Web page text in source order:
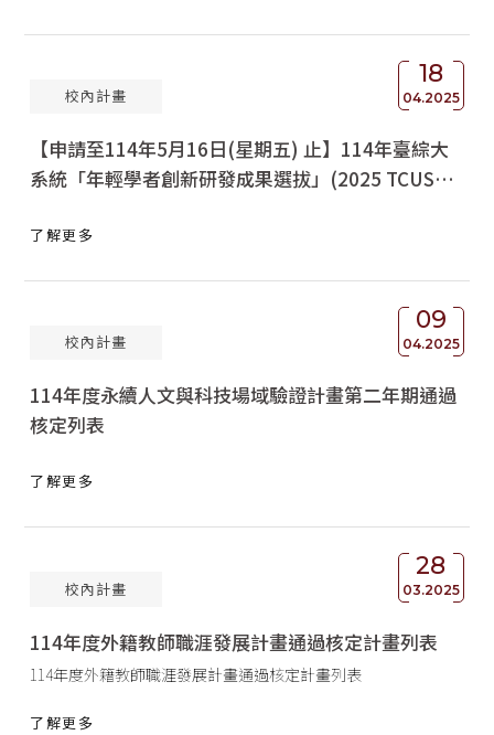
18
04.2025
校內計畫
【申請至114年5月16日(星期五) 止】114年臺綜大
系統「年輕學者創新研發成果選拔」(2025 TCUS
Scholars)
了解更多
09
04.2025
校內計畫
114年度永續人文與科技場域驗證計畫第二年期通過
核定列表
了解更多
28
03.2025
校內計畫
114年度外籍教師職涯發展計畫通過核定計畫列表
114年度外籍教師職涯發展計畫通過核定計畫列表
了解更多